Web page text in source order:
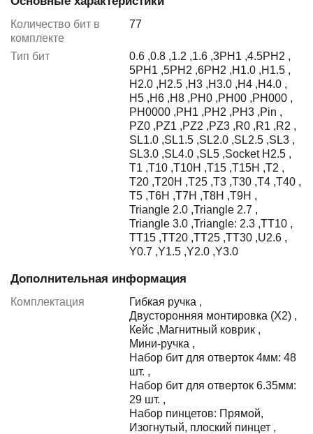
Количество бит в
комплекте
77
Тип бит 0.6 ,0.8 ,1.2 ,1.6 ,3PH1 ,4.5PH2 ,
5PH1 ,5PH2 ,6PH2 ,H1.0 ,H1.5 ,
H2.0 ,H2.5 ,H3 ,H3.0 ,H4 ,H4.0 ,
H5 ,H6 ,H8 ,PH0 ,PH00 ,PH000 ,
PH0000 ,PH1 ,PH2 ,PH3 ,Pin ,
PZ0 ,PZ1 ,PZ2 ,PZ3 ,R0 ,R1 ,R2 ,
SL1.0 ,SL1.5 ,SL2.0 ,SL2.5 ,SL3 ,
SL3.0 ,SL4.0 ,SL5 ,Socket H2.5 ,
T1 ,T10 ,T10H ,T15 ,T15H ,T2 ,
T20 ,T20H ,T25 ,T3 ,T30 ,T4 ,T40 ,
T5 ,T6H ,T7H ,T8H ,T9H ,
Triangle 2.0 ,Triangle 2.7 ,
Triangle 3.0 ,Triangle: 2.3 ,TT10 ,
TT15 ,TT20 ,TT25 ,TT30 ,U2.6 ,
Y0.7 ,Y1.5 ,Y2.0 ,Y3.0
Дополнительная информация
Комплектация Гибкая ручка ,
Двусторонняя монтировка (X2) ,
Кейс ,Магнитный коврик ,
Мини-ручка ,
Набор бит для отверток 4мм: 48
шт. ,
Набор бит для отверток 6.35мм:
29 шт. ,
Набор пинцетов: Прямой,
Изогнутый, плоский пинцет ,